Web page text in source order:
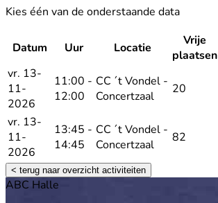
Kies één van de onderstaande data
Datum Uur Locatie
Vrije
plaatsen
vr. 13-
11-
2026
11:00 -
12:00
CC ´t Vondel -
Concertzaal
20
vr. 13-
11-
2026
13:45 -
14:45
CC ´t Vondel -
Concertzaal
82
< terug naar overzicht activiteiten
Footer
ABC Halle